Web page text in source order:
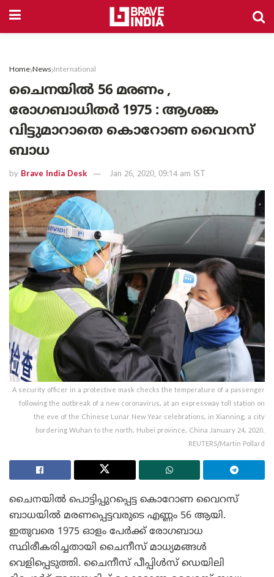
Home News International
ചൈനയിൽ 56 മരണം ,
രോഗബാധിതർ 1975 : ആശങ്ക
വിട്ടുമാറാതെ കൊറോണ വൈറസ്
ബാധ
by Brave India Desk Jan 26, 2020, 09:14 am IST
A security officer in a protective mask checks the temperature of a passenger
following the outbreak of a new coronavirus, at an expressway toll station on
the eve of the Chinese Lunar New Year celebrations, in Xianning, a city
bordering Wuhan to the north, Hubei province, China January 24, 2020.
REUTERS/Martin Pollard
ചൈനയിൽ പൊട്ടിപ്പുറപ്പെട്ട കൊറോണ വൈറസ്
ബാധയിൽ മരണപ്പെട്ടവരുടെ എണ്ണം 56 ആയി.
ഇതുവരെ 1975 ഓളം പേർക്ക് രോഗബാധ
സ്ഥിരീകരിച്ചതായി ചൈനീസ് മാധ്യമങ്ങൾ
വെളിപ്പെടുത്തി. ചൈനീസ് പീപ്പിൾസ് ഡെയിലി